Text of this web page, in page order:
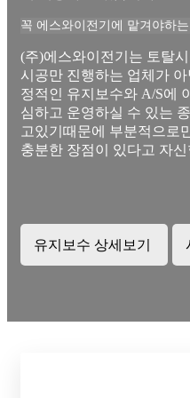
꼭 에스와이전기에 맡겨야하
(주)에스와이전기는 토탈
시공만 진행하는 업체가
정적인 유지보수와 A/S에
심하고 운영하실 수 있는
고있기때문에 부분적으로
충분한 장점이 있다고 자
유지보수 상세보기